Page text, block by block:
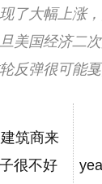
了大幅上涨
美国经济二
反弹很可能戛
筑商来
很不好